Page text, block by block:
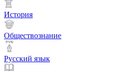
История
Обществознание
Русский язык